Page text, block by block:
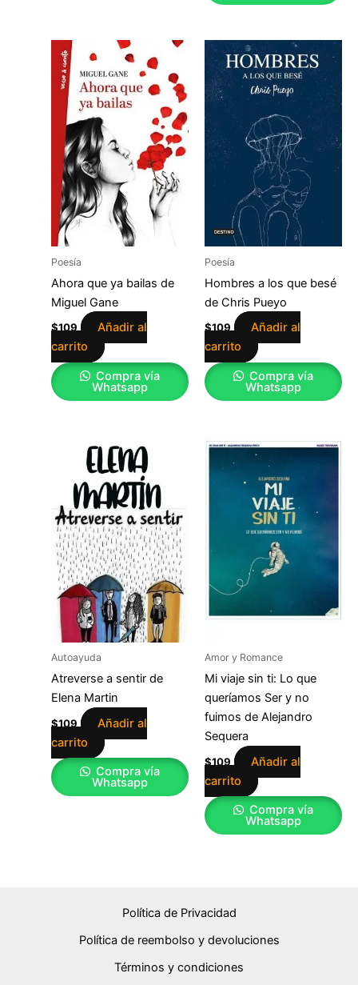
Poesía
Ahora que ya bailas de
Miguel Gane
$109
Añadir al
carrito
Compra vía
Whatsapp
Poesía
Hombres a los que besé
de Chris Pueyo
$109
Añadir al
carrito
Compra vía
Whatsapp
Autoayuda
Atreverse a sentir de
Elena Martin
$109
Añadir al
carrito
Compra vía
Whatsapp
Amor y Romance
Mi viaje sin ti: Lo que
queríamos Ser y no
fuimos de Alejandro
Sequera
$109
Añadir al
carrito
Compra vía
Whatsapp
Política de Privacidad
Política de reembolso y devoluciones
Términos y condiciones